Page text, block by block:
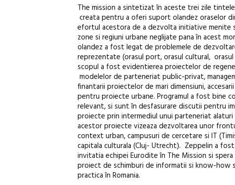
The mission a sintetizat în aceste trei zile
creata pentru a oferi suport olandez oraselor
efortul acestora de a dezvolta initiative menite
zone si regiuni urbane neglijate pana în acest
olandez a fost legat de problemele de
reprezentate (orasul port, orasul cultural,
scopul a fost evidentierea proiectelor de
modelelor de parteneriat public-privat,
finantarii proiectelor de mari dimensiuni,
pentru proiecte urbane. Programul a fost bine
relevant, si sunt în desfasurare discutii pentru
proiecte prin intermediul unui parteneriat alaturi
acestor proiecte vizeaza dezvoltarea unor
context urban, campusuri de cercetare si IT
capitala culturala (Cluj- Utrecht). Zeppelin a
invitatia echipei Eurodite în The Mission si
proiect de schimburi de informatii si know-how
practica în Romania.